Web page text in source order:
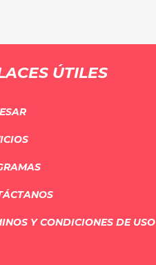
ÚTILES
Y CONDICIONES DE USO